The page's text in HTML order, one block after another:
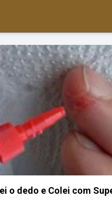
o dedo e Colei com